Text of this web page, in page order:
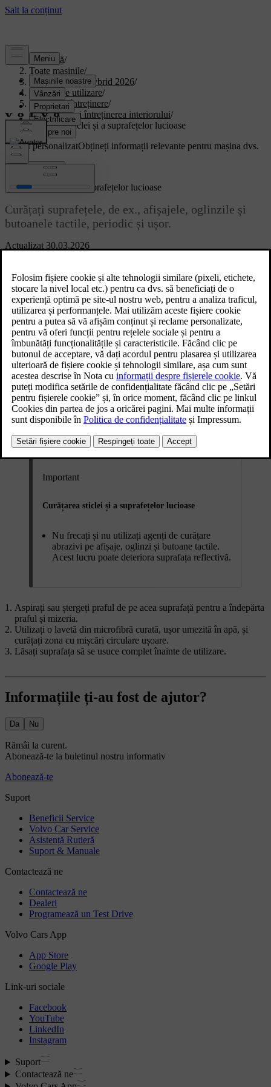
Asistență/
Toate mașinile/
XC90 Plug-in Hybrid 2026/
Manual de utilizare/
Îngrijire și întreținere/
Curățarea și întreținerea interiorului/
Curățarea sticlei și a suprafețelor lucioase
Suport personalizatObțineți informații relevante pentru mașina dvs.
Conectează-te
Actualizat 30.03.2026
Curățarea sticlei și a suprafețelor lucioase
Curățați suprafețele, de ex., afișajele, oglinzile și
butoanele tactile, periodic și ușor.
Important
Curățarea sticlei și a suprafețelor lucioase
Nu frecați și nu utilizați agenți de curățare
abrazivi pe afișaje, oglinzi și butoane tactile.
Acest lucru poate deteriora suprafața reflectivă.
Aspirați sau ștergeți praful de pe acea suprafață pentru a îndepărta
praful și mizeria.
Utilizați o lavetă din microfibră curată, ușor umezită în apă, și
curățați zona cu mișcări circulare ușoare.
Lăsați suprafața să se usuce complet înainte de utilizare.
Informațiile ți-au fost de ajutor?
Da Nu